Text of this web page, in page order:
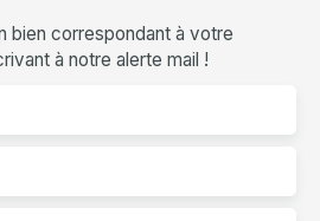
bien correspondant à votre
à notre alerte mail !